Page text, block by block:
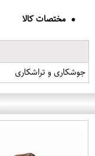
مختصات کالا
جوشکاری و تراشکاری